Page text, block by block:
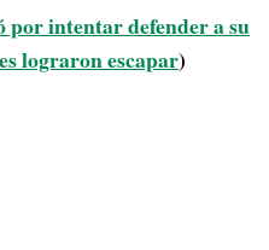
intentar defender a su
lograron escapar)